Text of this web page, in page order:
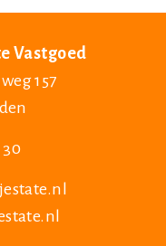
Vastgoed
157
30